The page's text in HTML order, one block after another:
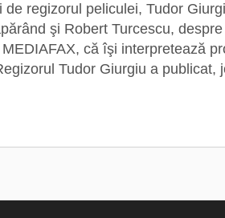
de regizorul peliculei, Tudor
şi Robert Turcescu,
că îşi interpretează
Tudor Giurgiu a publicat,